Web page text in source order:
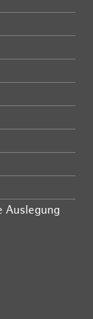
Auslegung